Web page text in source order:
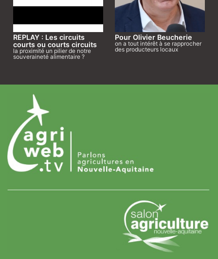
REPLAY : Les circuits
courts ou courts circuits
la proximité un pilier de notre
souveraineté alimentaire ?
Pour Olivier Beucherie
on a tout intérêt à se rapprocher
des producteurs locaux